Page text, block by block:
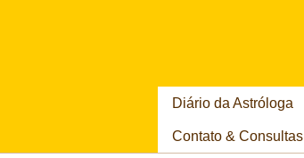
Diário da Astróloga
Contato & Consultas